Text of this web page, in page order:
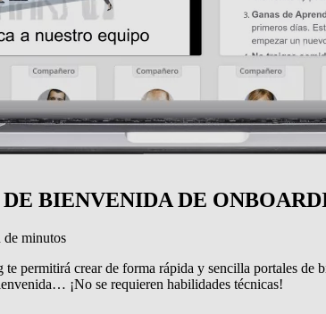
BIENVENIDA DE
de minutos
permitirá crear de forma rápida y sencilla portales
¡No se requieren habilidades técnicas!